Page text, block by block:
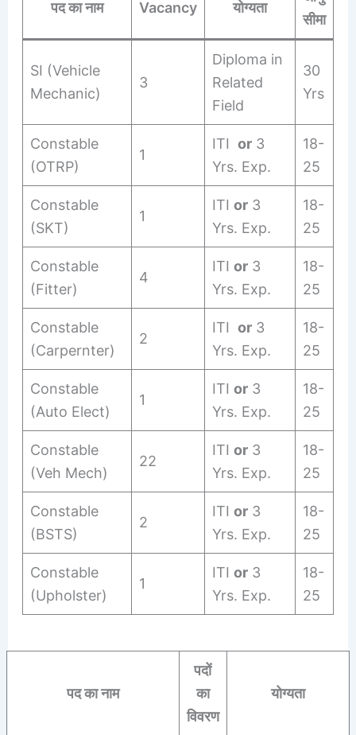
पद का नाम Vacancy योग्यता
सीमा
SI (Vehicle
Mechanic)
3
Diploma in
Related
Field
30
Yrs
Constable
(OTRP)
1
ITI or3
Yrs. Exp.
18-
25
Constable
(SKT)
1
ITI or3
Yrs. Exp.
18-
25
Constable
(Fitter)
4
ITI or3
Yrs. Exp.
18-
25
Constable
(Carpernter)
2
ITI or3
Yrs. Exp.
18-
25
Constable
(Auto Elect)
1
ITI or3
Yrs. Exp.
18-
25
Constable
(Veh Mech)
22
ITI or3
Yrs. Exp.
18-
25
Constable
(BSTS)
2
ITI or3
Yrs. Exp.
18-
25
Constable
(Upholster)
1
ITI or3
Yrs. Exp.
18-
25
पद का नाम
पदों
का
विवरण
योग्यता